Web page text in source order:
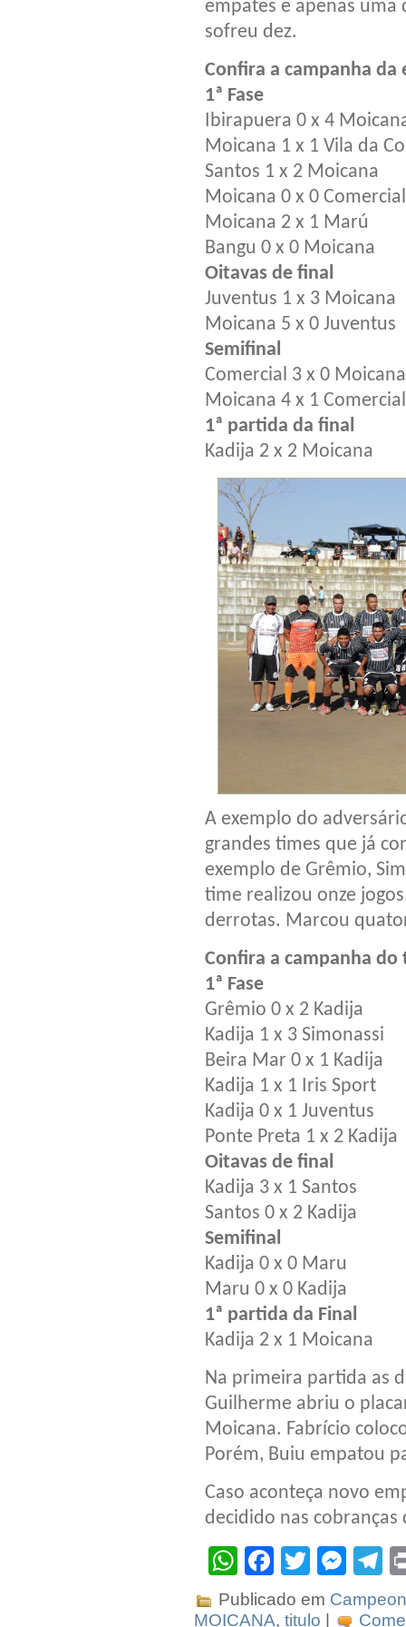
empates e apenas
sofreu dez.
Confira a campanha
1ª Fase
Ibirapuera 0 x 4
Moicana 1 x 1 Vila da
Santos 1 x 2 Moicana
Moicana 0 x 0 Comercial
Moicana 2 x 1 Marú
Bangu 0 x 0 Moicana
Oitavas de final
Juventus 1 x 3 Moicana
Moicana 5 x 0 Juventus
Semifinal
Comercial 3 x 0 Moicana
Moicana 4 x 1 Comercial
1ª partida da final
Kadija 2 x 2 Moicana
A exemplo do
grandes times que já
exemplo de Grêmio,
time realizou onze
derrotas. Marcou
Confira a campanha
1ª Fase
Grêmio 0 x 2 Kadija
Kadija 1 x 3 Simonassi
Beira Mar 0 x 1 Kadija
Kadija 1 x 1 Iris Sport
Kadija 0 x 1 Juventus
Ponte Preta 1 x 2 Kadija
Oitavas de final
Kadija 3 x 1 Santos
Santos 0 x 2 Kadija
Semifinal
Kadija 0 x 0 Maru
Maru 0 x 0 Kadija
1ª partida da Final
Kadija 2 x 1 Moicana
Na primeira partida as
Guilherme abriu o
Moicana. Fabrício
Porém, Buiu empatou
Caso aconteça novo
decidido nas cobranças
WhatsApp
Facebook
Twitter
Publicado em
MOICANA, titulo